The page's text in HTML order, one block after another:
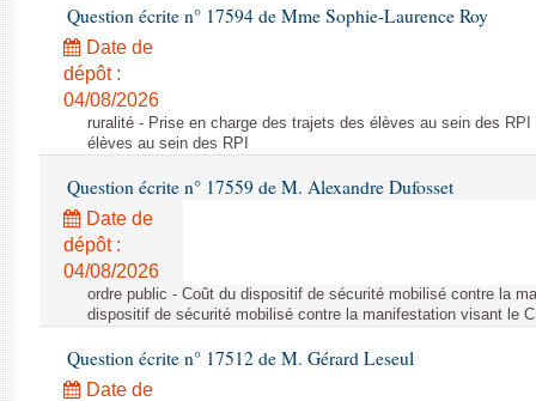
Question écrite n° 17594 de Mme Sophie-Laurence Roy
Date de
dépôt :
04/08/2026
ruralité - Prise en charge des trajets des élèves au sein des
élèves au sein des RPI
Question écrite n° 17559 de M. Alexandre Dufosset
Date de
dépôt :
04/08/2026
ordre public - Coût du dispositif de sécurité mobilisé contre la
dispositif de sécurité mobilisé contre la manifestation visant le
Question écrite n° 17512 de M. Gérard Leseul
Date de